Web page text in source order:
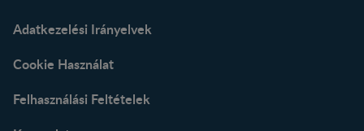
Adatkezelési Irányelvek
Cookie Használat
Felhasználási Feltételek